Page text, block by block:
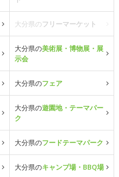
大分県のフリーマーケット
大分県の美術展・博物展・展
示会
大分県のフェア
大分県の遊園地・テーマパー
ク
大分県のフードテーマパーク
大分県のキャンプ場・BBQ場